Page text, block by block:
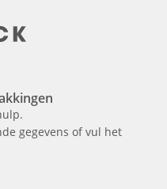
gegevens of vul het